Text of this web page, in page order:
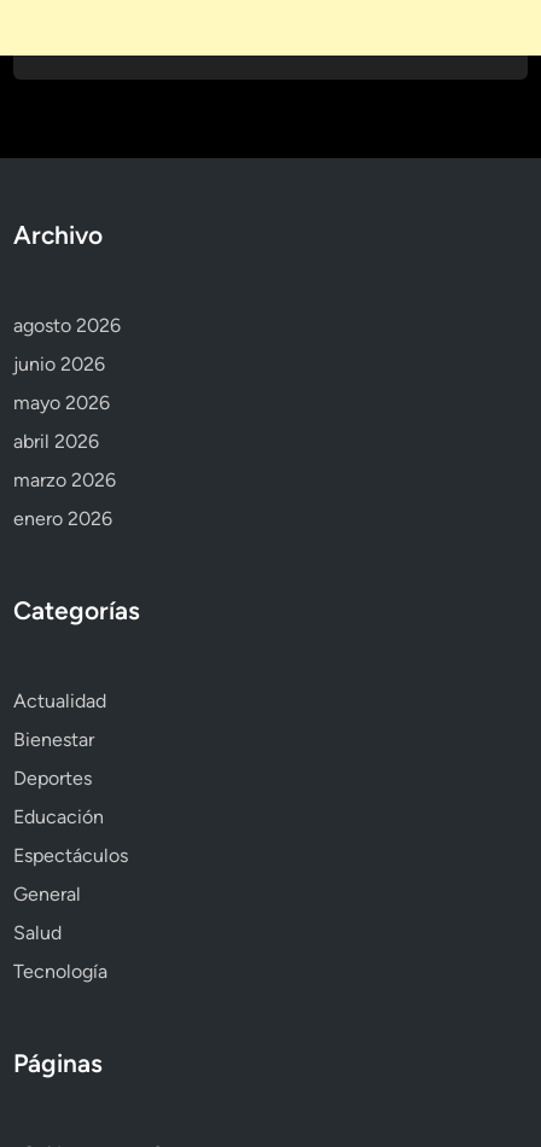
Archivo
agosto 2026
junio 2026
mayo 2026
abril 2026
marzo 2026
enero 2026
Categorías
Actualidad
Bienestar
Deportes
Educación
Espectáculos
General
Salud
Tecnología
Páginas